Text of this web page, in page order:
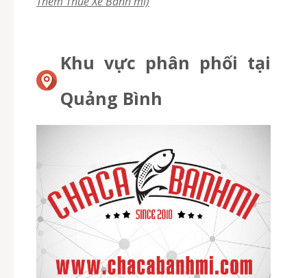
Khu vực phân phối tại
Quảng Bình